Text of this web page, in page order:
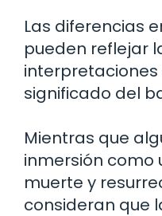
Las diferencias
pueden reflejar
significado del
Mientras que
inmersión como
muerte y
consideran que